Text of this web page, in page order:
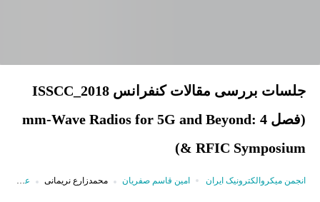
جلسات بررسی مقالات کنفرانس ISSCC_2018
(فصل 4 :mm-Wave Radios for 5G and Beyond
& RFIC Symposium)
انجمن میکروالکترونیک ایران امین قاسم صفریان محمدزارع نریمانی علی فتوت احمدی